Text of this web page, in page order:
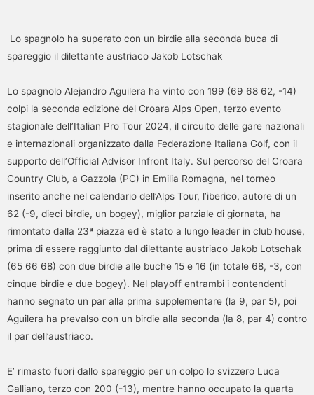
Lo spagnolo ha superato con un birdie alla seconda buca di
spareggio il dilettante austriaco Jakob Lotschak
Lo spagnolo Alejandro Aguilera ha vinto con 199 (69 68 62, -14)
colpi la seconda edizione del Croara Alps Open, terzo evento
stagionale dell’Italian Pro Tour 2024, il circuito delle gare nazionali
e internazionali organizzato dalla Federazione Italiana Golf, con il
supporto dell’Official Advisor Infront Italy. Sul percorso del Croara
Country Club, a Gazzola (PC) in Emilia Romagna, nel torneo
inserito anche nel calendario dell’Alps Tour, l’iberico, autore di un
62 (-9, dieci birdie, un bogey), miglior parziale di giornata, ha
rimontato dalla 23ª piazza ed è stato a lungo leader in club house,
prima di essere raggiunto dal dilettante austriaco Jakob Lotschak
(65 66 68) con due birdie alle buche 15 e 16 (in totale 68, -3, con
cinque birdie e due bogey). Nel playoff entrambi i contendenti
hanno segnato un par alla prima supplementare (la 9, par 5), poi
Aguilera ha prevalso con un birdie alla seconda (la 8, par 4) contro
il par dell’austriaco.
E’ rimasto fuori dallo spareggio per un colpo lo svizzero Luca
Galliano, terzo con 200 (-13), mentre hanno occupato la quarta